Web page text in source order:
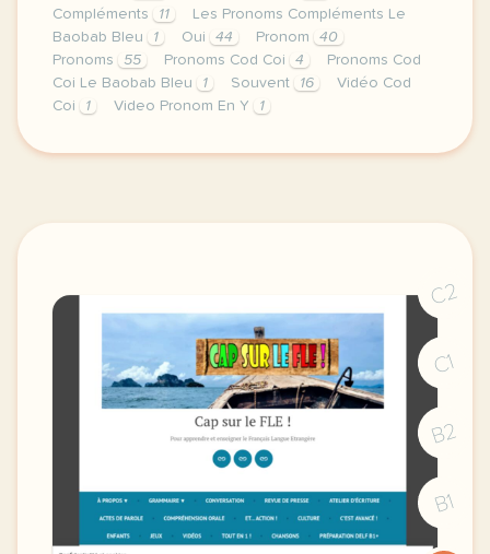
Compléments
11
Les Pronoms Compléments Le
Baobab Bleu
1 Oui 44 Pronom
40
Pronoms
55 Pronoms Cod Coi 4
Pronoms Cod
Coi Le Baobab Bleu
1 Souvent 16
Vidéo Cod
Coi
1 Video Pronom En Y 1
image pixabay comcette derniere semaine de
C2
C1
B2
B1